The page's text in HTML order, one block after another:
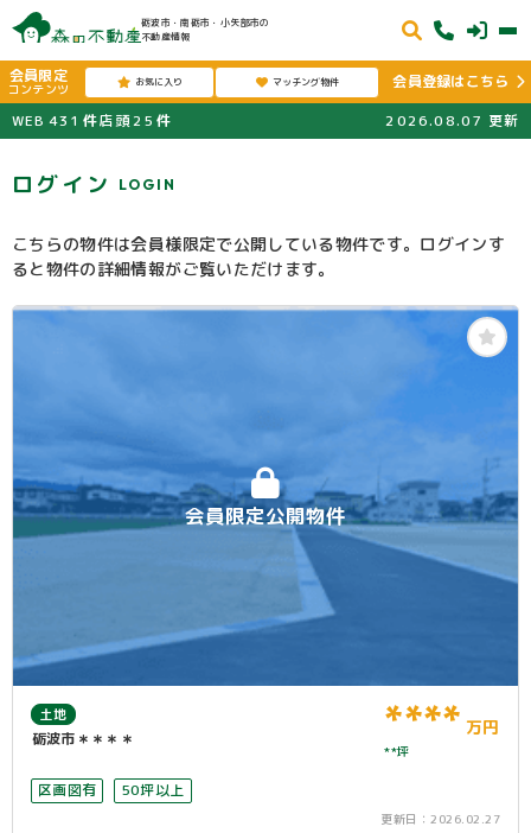
砺波市・南砺市・小矢部市の
不動産情報
会員限定
コンテンツ お気に入り マッチング物件
会員登録はこちら
WEB 431 件店頭25 件 2026.08.07 更新
ログイン LOGIN
こちらの物件は会員様限定で公開している物件です。ログインす
ると物件の詳細情報がご覧いただけます。
会員限定公開物件
土地
砺波市＊＊＊＊ **** 万円
**坪
区画図有 50坪以上
更新日： 2026.02.27